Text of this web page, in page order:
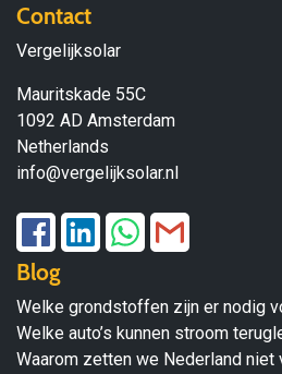
Contact
Vergelijksolar
Mauritskade 55C
1092 AD Amsterdam
Netherlands
info@vergelijksolar.nl
Blog
Welke grondstoffen zijn er nodig
Welke auto’s kunnen stroom
Waarom zetten we Nederland